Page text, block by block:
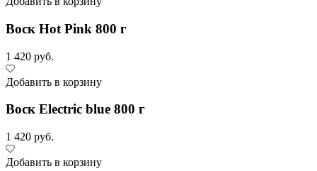
Воск Hot Pink 800 г
1 420 руб.
Добавить в корзину
Воск Electric blue 800 г
1 420 руб.
Добавить в корзину